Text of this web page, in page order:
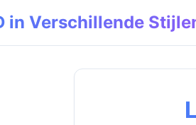
in Verschillende